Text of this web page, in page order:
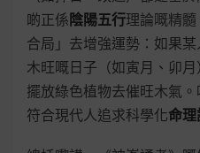
啲正係 陰陽五行理論嘅精
合局」去增強運勢：如果
木旺嘅日子（如寅月、卯
擺放綠色植物去催旺木氣
符合現代人追求科學化命